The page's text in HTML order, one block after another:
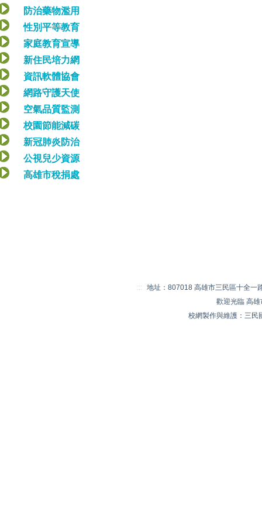
防治藥物濫用
性別平等教育
家庭教育宣導
新住民培力網
資訊軟體協會
網路守護天使
空氣品質監測
校園節能減碳
新冠肺炎防治
公視兒少資源
高雄市稅捐處
:::
地址：807018 高雄市三民區十全
歡迎光臨 高
校網製作與維護：三民